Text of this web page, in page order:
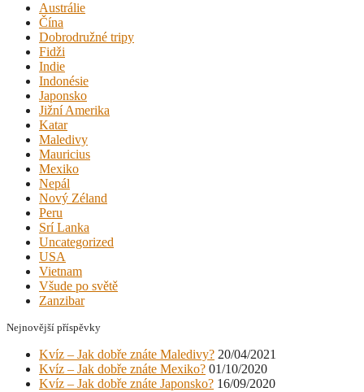
Austrálie
Čína
Dobrodružné tripy
Fidži
Indie
Indonésie
Japonsko
Jižní Amerika
Katar
Maledivy
Mauricius
Mexiko
Nepál
Nový Zéland
Peru
Srí Lanka
Uncategorized
USA
Vietnam
Všude po světě
Zanzibar
Nejnovější příspěvky
Kvíz – Jak dobře znáte Maledivy? 20/04/2021
Kvíz – Jak dobře znáte Mexiko? 01/10/2020
Kvíz – Jak dobře znáte Japonsko? 16/09/2020